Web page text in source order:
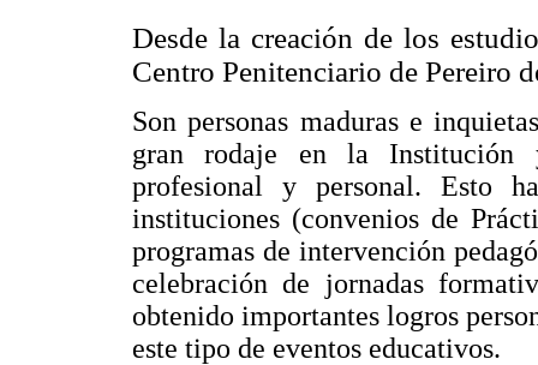
Desde la creación de los
Centro Penitenciario de Pereiro
Son personas maduras e
gran rodaje en la Institución
profesional y personal. Esto
instituciones (convenios de
programas de intervención
celebración de jornadas
obtenido importantes logros
este tipo de eventos educativos.